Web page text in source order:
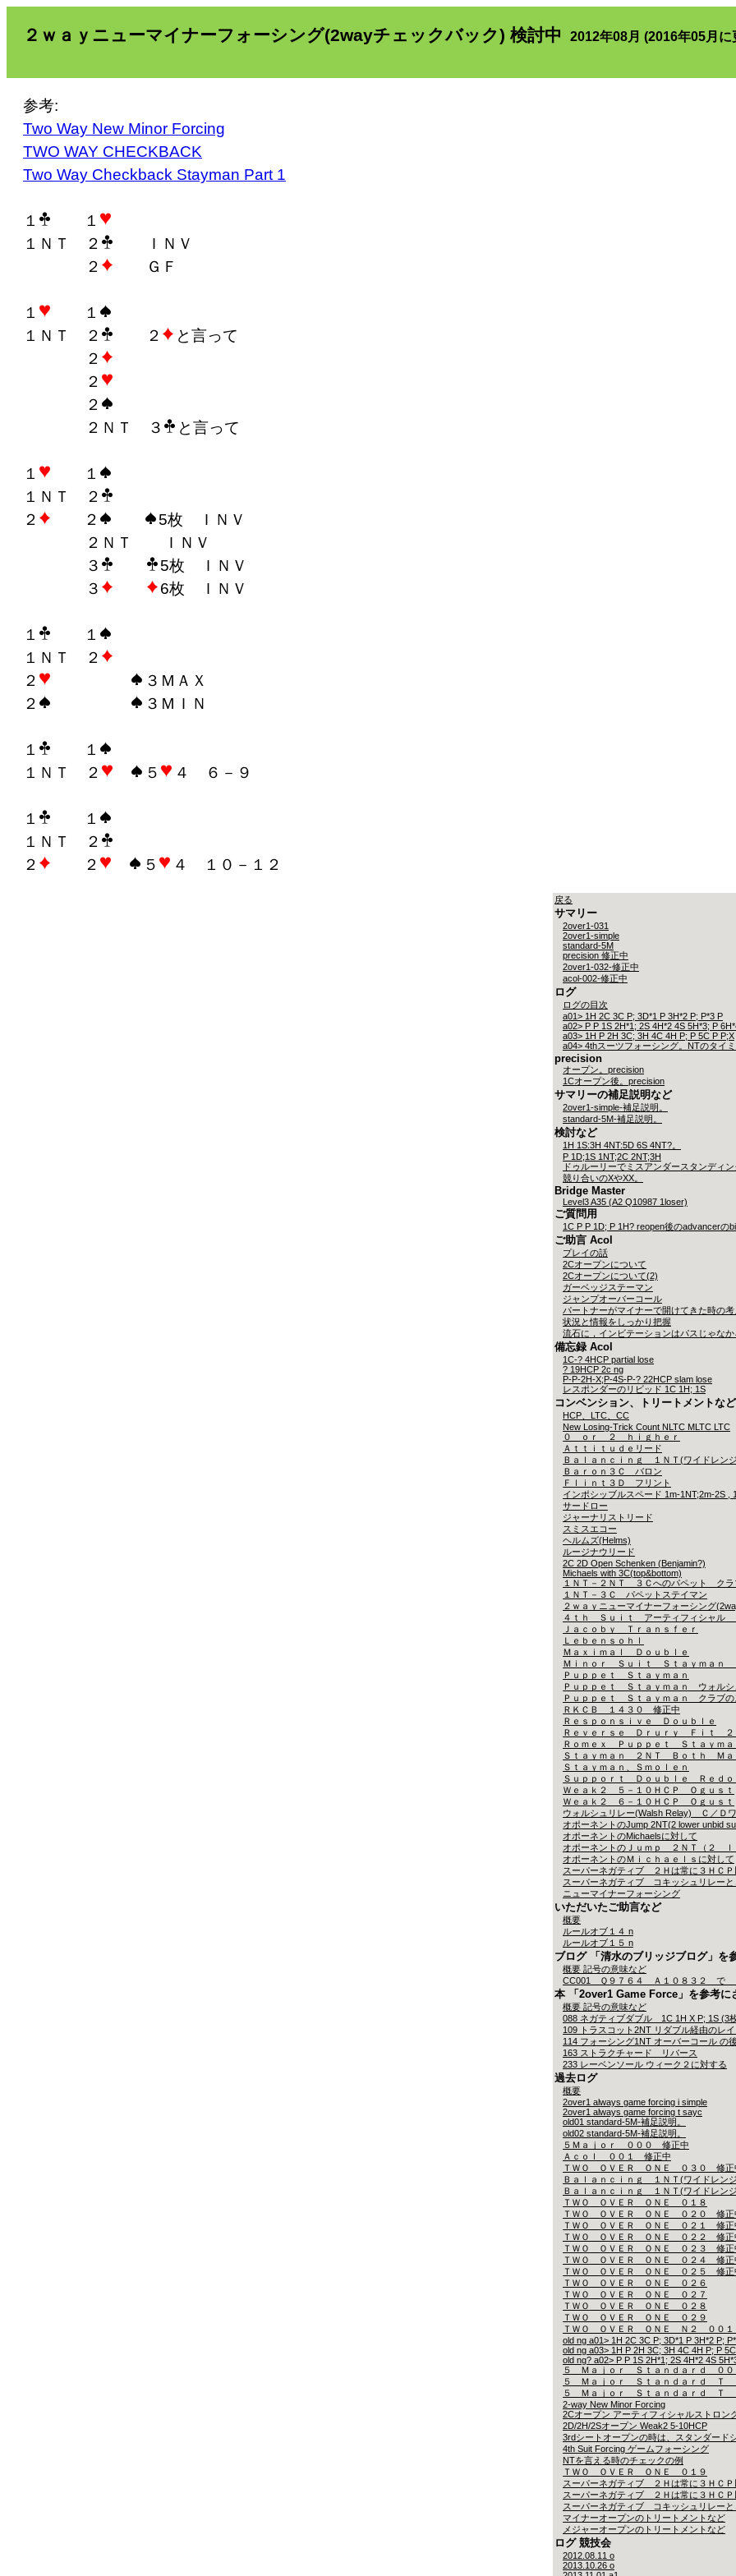
２ｗａｙニューマイナーフォーシング(2wayチェックバック) 検討中 2012年08月 (2016年05月に
参考:
Two Way New Minor Forcing
TWO WAY CHECKBACK
Two Way Checkback Stayman Part 1
１
１
１ＮＴ ２
ＩＮＶ
２
ＧＦ
１
１
１ＮＴ ２
２
と言って
２
２
２
２ＮＴ ３
と言って
１
１
１ＮＴ ２
２
２
5枚 ＩＮＶ
２ＮＴ ＩＮＶ
３
5枚 ＩＮＶ
３
6枚 ＩＮＶ
１
１
１ＮＴ ２
２
３ＭＡＸ
２
３ＭＩＮ
１
１
１ＮＴ ２
５ ４ ６－９
１
１
１ＮＴ ２
２
２ ５ ４ １０－１２
戻る
サマリー
2over1-031
2over1-simple
standard-5M
precision 修正中
2over1-032-修正中
acol-002-修正中
ログ
ログの目次
a01> 1H 2C 3C P; 3D*1 P 3H*2 P; P*3 P
a02> P P 1S 2H*1; 2S 4H*2 4S 5H*3; P
a03> 1H P 2H 3C; 3H 4C 4H P; P 5C P P;X
a04> 4thスーツフォーシング。NTのタイミ
precision
オープン。precision
1Cオープン後。precision
サマリーの補足説明など
2over1-simple-補足説明。
standard-5M-補足説明。
検討など
1H 1S:3H 4NT:5D 6S 4NT?。
P 1D;1S 1NT;2C 2NT;3H
ドゥルーリーでミスアンダースタンディン
競り合いのXやXX。
Bridge Master
Level3 A35 (A2 Q10987 1loser)
ご質問用
1C P P 1D; P 1H? reopen後のadvancerの
ご助言 Acol
プレイの話
2Cオープンについて
2Cオープンについて(2)
ガーベッジステーマン
ジャンプオーバーコール
パートナーがマイナーで開けてきた時の
状況と情報をしっかり把握
流石に，インビテーションはパスじゃなか
備忘録 Acol
1C-? 4HCP partial lose
? 19HCP 2c ng
P-P-2H-X;P-4S-P-? 22HCP slam lose
レスポンダーのリビッド 1C 1H; 1S
コンベンション、トリートメントなど
HCP、LTC、CC
New Losing-Trick Count NLTC MLTC LTC
０ ｏｒ ２ ｈｉｇｈｅｒ
Ａｔｔｉｔｕｄｅリード
Ｂａｌａｎｃｉｎｇ １ＮＴ(ワイドレン
Ｂａｒｏｎ３Ｃ バロン
Ｆｌｉｎｔ３Ｄ フリント
インポシッブルスペード 1m-1NT;2m-2S ,
サードロー
ジャーナリストリード
スミスエコー
ヘルムズ(Helms)
ルージナウリード
2C 2D Open Schenken (Benjamin?)
Michaels with 3C(top&bottom)
１ＮＴ－２ＮＴ ３Ｃへのパペット ク
１ＮＴ－３Ｃ パペットステイマン
２ｗａｙニューマイナーフォーシング
４ｔｈ Ｓｕｉｔ アーティフィシャル
Ｊａｃｏｂｙ Ｔｒａｎｓｆｅｒ
Ｌｅｂｅｎｓｏｈｌ
Ｍａｘｉｍａｌ Ｄｏｕｂｌｅ
Ｍｉｎｏｒ Ｓｕｉｔ Ｓｔａｙｍａｎ
Ｐｕｐｐｅｔ Ｓｔａｙｍａｎ
Ｐｕｐｐｅｔ Ｓｔａｙｍａｎ ウォルシ
Ｐｕｐｐｅｔ Ｓｔａｙｍａｎ クラブの
ＲＫＣＢ １４３０ 修正中
Ｒｅｓｐｏｎｓｉｖｅ Ｄｏｕｂｌｅ
Ｒｅｖｅｒｓｅ Ｄｒｕｒｙ Ｆｉｔ ２
Ｒｏｍｅｘ Ｐｕｐｐｅｔ Ｓｔａｙｍａ
Ｓｔａｙｍａｎ ２ＮＴ Ｂｏｔｈ Ｍａ
Ｓｔａｙｍａｎ、Ｓｍｏｌｅｎ
Ｓｕｐｐｏｒｔ Ｄｏｕｂｌｅ Ｒｅｄｏ
Ｗｅａｋ２ ５－１０ＨＣＰ Ｏｇｕｓｔ
Ｗｅａｋ２ ６－１０ＨＣＰ Ｏｇｕｓｔ
ウォルシュリレー(Walsh Relay) Ｃ／Ｄ
オポーネントのJump 2NT(2 lower unbid
オポーネントのMichaelsに対して
オポーネントのＪｕｍｐ ２ＮＴ（２
オポーネントのＭｉｃｈａｅｌｓに対して
スーパーネガティブ ２Ｈは常に３ＨＣＰ
スーパーネガティブ コキッシュリレーと
ニューマイナーフォーシング
いただいたご助言など
概要
ルールオブ１４ n
ルールオブ１５ n
ブログ 「清水のブリッジブログ」を
概要 記号の意味など
CC001 Ｑ９７６４ Ａ１０８３２ で
本 「2over1 Game Force」を参考に
概要 記号の意味など
088 ネガティブダブル 1C 1H X P; 1S (3
109 トラスコット2NT リダブル経由のレ
114 フォーシング1NT オーバーコール の
163 ストラクチャード リバース
233 レーベンソール ウィーク２に対する
過去ログ
概要
2over1 always game forcing i simple
2over1 always game forcing t sayc
old01 standard-5M-補足説明。
old02 standard-5M-補足説明。
５Ｍａｊｏｒ ０００ 修正中
Ａｃｏｌ ００１ 修正中
ＴＷＯ ＯＶＥＲ ＯＮＥ ０３０ 修正
Ｂａｌａｎｃｉｎｇ １ＮＴ(ワイドレン
Ｂａｌａｎｃｉｎｇ １ＮＴ(ワイドレン
ＴＷＯ ＯＶＥＲ ＯＮＥ ０１８
ＴＷＯ ＯＶＥＲ ＯＮＥ ０２０ 修正
ＴＷＯ ＯＶＥＲ ＯＮＥ ０２１ 修正
ＴＷＯ ＯＶＥＲ ＯＮＥ ０２２ 修正
ＴＷＯ ＯＶＥＲ ＯＮＥ ０２３ 修正
ＴＷＯ ＯＶＥＲ ＯＮＥ ０２４ 修正
ＴＷＯ ＯＶＥＲ ＯＮＥ ０２５ 修正
ＴＷＯ ＯＶＥＲ ＯＮＥ ０２６
ＴＷＯ ＯＶＥＲ ＯＮＥ ０２７
ＴＷＯ ＯＶＥＲ ＯＮＥ ０２８
ＴＷＯ ＯＶＥＲ ＯＮＥ ０２９
ＴＷＯ ＯＶＥＲ ＯＮＥ Ｎ２ ００
old ng a01> 1H 2C 3C P; 3D*1 P 3H*2 P;
old ng a03> 1H P 2H 3C; 3H 4C 4H P; P
old ng? a02> P P 1S 2H*1; 2S 4H*2 4S
５ Ｍａｊｏｒ Ｓｔａｎｄａｒｄ ０
５ Ｍａｊｏｒ Ｓｔａｎｄａｒｄ Ｔ
５ Ｍａｊｏｒ Ｓｔａｎｄａｒｄ Ｔ
2-way New Minor Forcing
2Cオープン アーティフィシャルストロン
2D/2H/2Sオープン Weak2 5-10HCP
3rdシートオープンの時は、スタンダード
4th Suit Forcing ゲームフォーシング
NTを言える時のチェックの例
ＴＷＯ ＯＶＥＲ ＯＮＥ ０１９
スーパーネガティブ ２Ｈは常に３ＨＣ
スーパーネガティブ ２Ｈは常に３ＨＣ
スーパーネガティブ コキッシュリレー
マイナーオープンのトリートメントなど
メジャーオープンのトリートメントなど
ログ 競技会
2012.08.11 o
2013.10.26 o